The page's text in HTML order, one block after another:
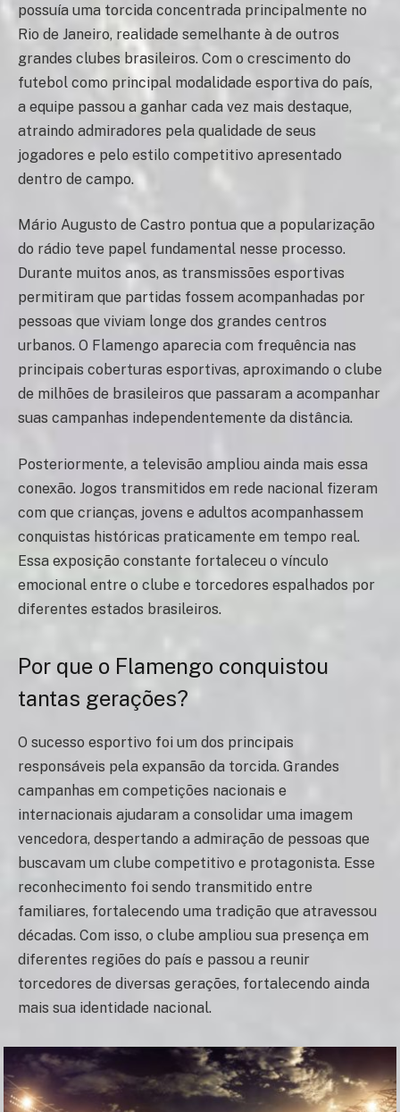
possuía uma torcida concentrada principalmente no
Rio de Janeiro, realidade semelhante à de outros
grandes clubes brasileiros. Com o crescimento do
futebol como principal modalidade esportiva do país,
a equipe passou a ganhar cada vez mais destaque,
atraindo admiradores pela qualidade de seus
jogadores e pelo estilo competitivo apresentado
dentro de campo.
Mário Augusto de Castro pontua que a popularização
do rádio teve papel fundamental nesse processo.
Durante muitos anos, as transmissões esportivas
permitiram que partidas fossem acompanhadas por
pessoas que viviam longe dos grandes centros
urbanos. O Flamengo aparecia com frequência nas
principais coberturas esportivas, aproximando o clube
de milhões de brasileiros que passaram a acompanhar
suas campanhas independentemente da distância.
Posteriormente, a televisão ampliou ainda mais essa
conexão. Jogos transmitidos em rede nacional fizeram
com que crianças, jovens e adultos acompanhassem
conquistas históricas praticamente em tempo real.
Essa exposição constante fortaleceu o vínculo
emocional entre o clube e torcedores espalhados por
diferentes estados brasileiros.
Por que o Flamengo conquistou
tantas gerações?
O sucesso esportivo foi um dos principais
responsáveis pela expansão da torcida. Grandes
campanhas em competições nacionais e
internacionais ajudaram a consolidar uma imagem
vencedora, despertando a admiração de pessoas que
buscavam um clube competitivo e protagonista. Esse
reconhecimento foi sendo transmitido entre
familiares, fortalecendo uma tradição que atravessou
décadas. Com isso, o clube ampliou sua presença em
diferentes regiões do país e passou a reunir
torcedores de diversas gerações, fortalecendo ainda
mais sua identidade nacional.